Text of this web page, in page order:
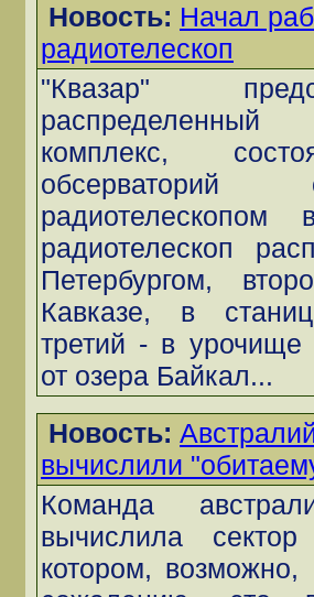
Новость: Начал
радиотелескоп
"Квазар"
распределенный
комплекс,
радиотелескоп
Петербургом,
Кавказе, в
третий - в
от озера Байкал...
Новость:
вычислили
Команда
вычислила
котором,